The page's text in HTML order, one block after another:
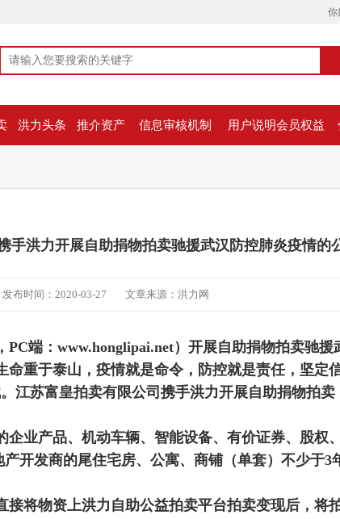
你
洪力头条 推介资产 信息审核机制 用户说明会员权益
手洪力开展自助捐物拍卖驰援武汉防控肺炎疫情的
发布时间：2020-03-27 文章来源：洪力网
PC端：www.honglipai.net）开展自助捐物拍卖驰
重于泰山，疫情就是命令，防控就是责任，坚定
江苏富皇拍卖有限公司携手洪力开展自助捐物拍
业产品、机动车辆、智能设备、有价证券、股权
开发商的尾住宅房、公寓、商铺（单套）不少于3
将物资上洪力自助公益拍卖平台拍卖变现后，将